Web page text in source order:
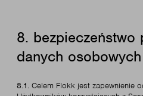
8. bezpieczeństwo
danych osobowych
8.1. Celem Flokk jest zapewnienie